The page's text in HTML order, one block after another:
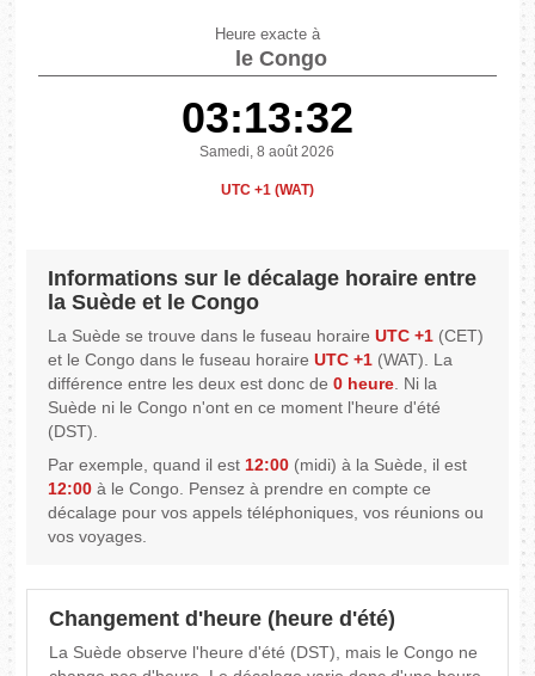
Heure exacte à
le Congo
03:13:32
Samedi, 8 août 2026
UTC +1 (WAT)
Informations sur le décalage horaire entre
la Suède et le Congo
La Suède se trouve dans le fuseau horaireUTC +1 (CET)
et le Congo dans le fuseau horaireUTC +1 (WAT). La
différence entre les deux est donc de0 heure. Ni la
Suède ni le Congo n'ont en ce moment l'heure d'été
(DST).
Par exemple, quand il est12:00 (midi) à la Suède, il est
12:00 à le Congo. Pensez à prendre en compte ce
décalage pour vos appels téléphoniques, vos réunions ou
vos voyages.
Changement d'heure (heure d'été)
La Suède observe l'heure d'été (DST), mais le Congo ne